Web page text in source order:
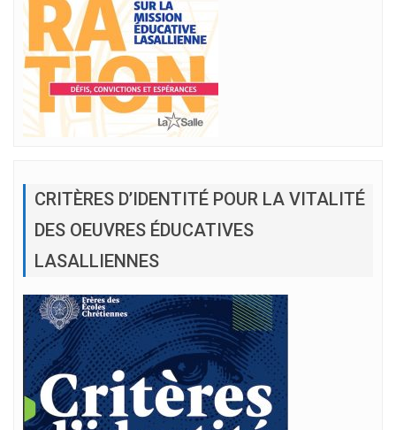
CRITÈRES D’IDENTITÉ POUR LA VITALITÉ
DES OEUVRES ÉDUCATIVES
LASALLIENNES